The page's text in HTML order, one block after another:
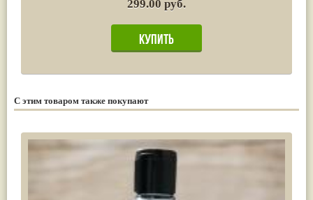
299.00 руб.
С этим товаром также покупают